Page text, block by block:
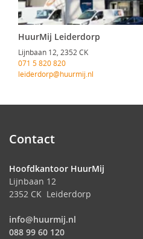
HuurMij Leiderdorp
Lijnbaan 12, 2352 CK
071 5 820 820
leiderdorp@huurmij.nl
Contact
Hoofdkantoor HuurMij
Lijnbaan 12
2352 CK Leiderdorp
info@huurmij.nl
088 99 60 120